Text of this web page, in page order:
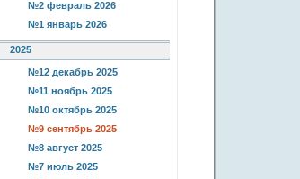
№2 февраль 2026
№1 январь 2026
2025
№12 декабрь 2025
№11 ноябрь 2025
№10 октябрь 2025
№9 сентябрь 2025
№8 август 2025
№7 июль 2025